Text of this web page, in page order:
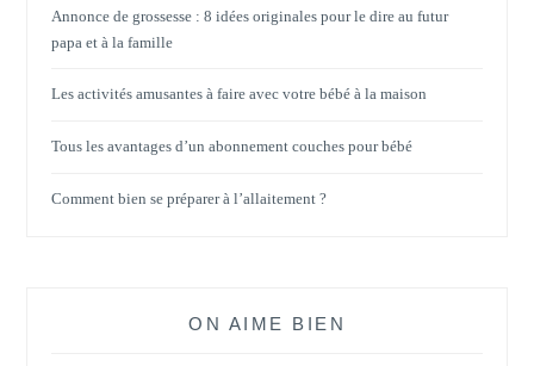
Annonce de grossesse : 8 idées originales pour le dire au futur
papa et à la famille
Les activités amusantes à faire avec votre bébé à la maison
Tous les avantages d’un abonnement couches pour bébé
Comment bien se préparer à l’allaitement ?
ON AIME BIEN